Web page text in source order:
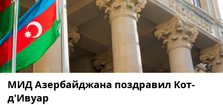
МИД Азербайджана поздравил Кот-
д'Ивуар